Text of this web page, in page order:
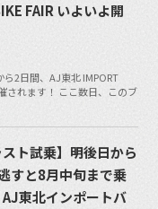
FAIR いよいよ開
ら2日間、AJ東北 IMPORT
されます！ ここ数日、このブ
スト試乗】明後日から
すと8月中旬まで乗
東北インポートバ